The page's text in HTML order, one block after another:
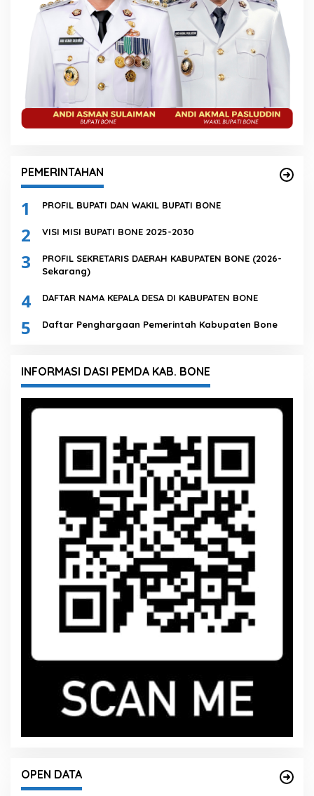
PEMERINTAHAN
1 PROFIL BUPATI DAN WAKIL BUPATI BONE
2 VISI MISI BUPATI BONE 2025-2030
3
PROFIL SEKRETARIS DAERAH KABUPATEN BONE (2026-
Sekarang)
4 DAFTAR NAMA KEPALA DESA DI KABUPATEN BONE
5 Daftar Penghargaan Pemerintah Kabupaten Bone
INFORMASI DASI PEMDA KAB. BONE
OPEN DATA